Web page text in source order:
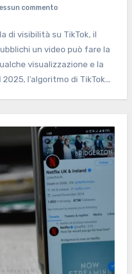
commento
di visibilità su TikTok, il
un video può fare la
visualizzazione e la
l’algoritmo di TikTok…